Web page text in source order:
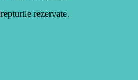
rezervate.